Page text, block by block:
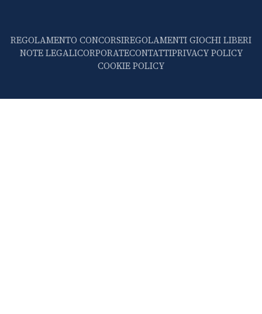
REGOLAMENTO CONCORSIREGOLAMENTI GIOCHI LIBERI
NOTE LEGALICORPORATECONTATTIPRIVACY POLICY
COOKIE POLICY